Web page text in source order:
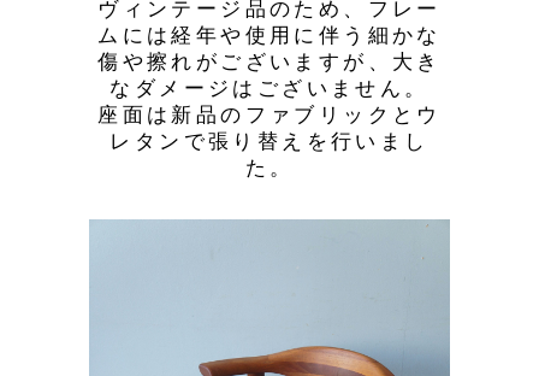
ヴィンテージ品のため、フレー
ムには経年や使用に伴う細かな
傷や擦れがございますが、大き
なダメージはございません。
座面は新品のファブリックとウ
レタンで張り替えを行いまし
た。